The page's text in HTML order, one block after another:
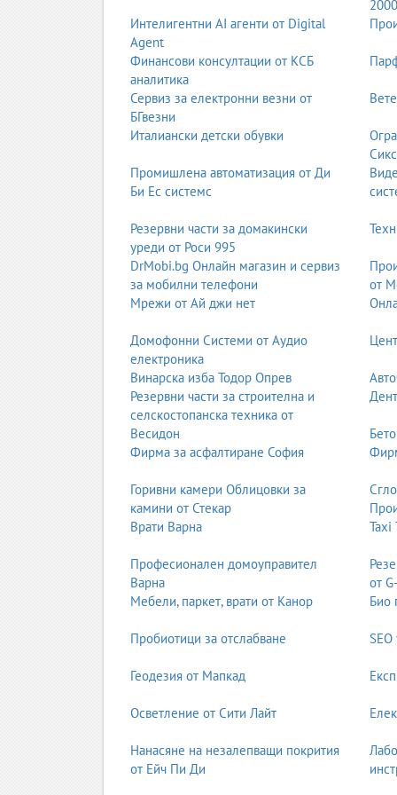
Предимство:
Директен път към водещи
Б. Американската система (US High School
Философия: Холистичен подход, който
Предимство:Изгражда лидерски умения,
кариера.
В. Международният бакалавриат (IB –
Философия:Една от най-престижните и
Признава се от университети по
Г. Българската система с иновативен подход
Философия:Базирана на държавните
Предимство:Солидна основа по математика и
3. Спортът и изкуствата: Гръбнакът на
В частните училища спортът и изкуствата са
Спортът като характер
Плуване, тенис, езда, футбол – спортът учи на
Изкуствата като емоционална
Театър, пиано, рисуване, дигитален дизайн –
4. Възпитание и култура: Лидерите на
Частното училище изгражда „културна
Глобална култура
Учениците растат в международна среда,
– те започват да мислят на него.
2000
Интелигентни AI агенти от Digital
Agent
Финансови консултации от КСБ
аналитика
Сервиз за електронни везни от
БГвезни
Италиански детски обувки
Сикс
Промишлена автоматизация от Ди
Би Ес системс
Резервни части за домакински
уреди от Роси 995
DrMobi.bg Онлайн магазин и сервиз
за мобилни телефони
от
Мрежи от Ай джи нет
Домофонни Системи от Аудио
електроника
Винарска изба Тодор Опрев
Резервни части за строителна и
селскостопанска техника от
Весидон
Фирма за асфалтиране София
Горивни камери Облицовки за
камини от Стекар
Врати Варна
Taxi
Професионален домоуправител
Варна
от
Мебели, паркет, врати от Канор
Био
Пробиотици за отслабване
Геодезия от Мапкад
Осветление от Сити Лайт
Нанасяне на незалепващи покрития
от Ейч Пи Ди